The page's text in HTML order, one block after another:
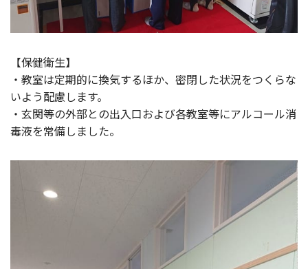
【保健衛生】
・教室は定期的に換気するほか、密閉した状況をつくらな
いよう配慮します。
・玄関等の外部との出入口および各教室等にアルコール消
毒液を常備しました。